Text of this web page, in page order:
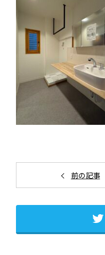
前の記事